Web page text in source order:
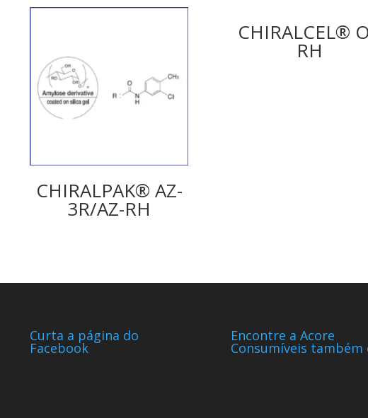
CHIRALPAK® AZ-
3R/AZ-RH
CHIRALCEL®
RH
Curta a página do
Facebook
Encontre a Acore
Consumíveis também